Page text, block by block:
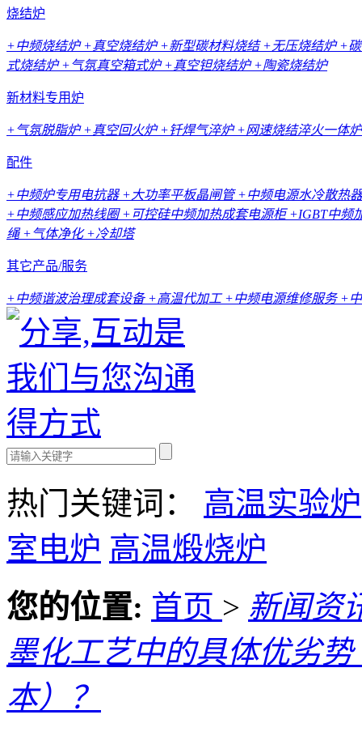
烧结炉
+中频烧结炉+真空烧结炉+新型碳材料烧结+无压烧结炉+
式烧结炉+气氛真空箱式炉+真空钽烧结炉+陶瓷烧结炉
新材料专用炉
+气氛脱脂炉+真空回火炉+钎焊气淬炉+网速烧结淬火一体炉
配件
+中频炉专用电抗器 +大功率平板晶闸管+中频电源水冷散热
+中频感应加热线圈+可控硅中频加热成套电源柜+IGBT中频
绳 +气体净化+冷却塔
其它产品/服务
+中频谐波治理成套设备 +高温代加工+中频电源维修服务 +
热门关键词： 高温实验炉
室电炉 高温煅烧炉
您的位置: 首页 > 新闻资
墨化工艺中的具体优劣
本）？